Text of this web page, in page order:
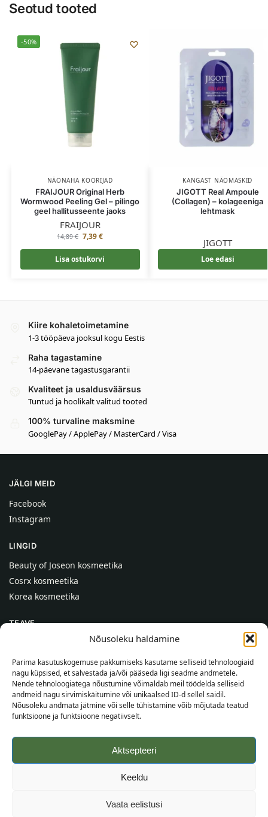
Nõusoleku haldamine
Parima kasutuskogemuse pakkumiseks kasutame selliseid tehnoloogiaid
nagu küpsised, et salvestada ja/või pääseda ligi seadme andmetele.
Nende tehnoloogiatega nõustumine võimaldab meil töödelda selliseid
andmeid nagu sirvimiskäitumine või unikaalsed ID-d sellel saidil.
Nõusoleku andmata jätmine või selle tühistamine võib mõjutada teatud
funktsioone ja funktsioone negatiivselt.
Aktsepteeri
Keeldu
Vaata eelistusi
Seotud tooted
-50%
NÄONAHA KOORIJAD
FRAIJOUR Original Herb
Wormwood Peeling Gel – pilingo
geel hallitusseente jaoks
FRAIJOUR
14,89€ 7,39€
Lisa ostukorvi
KANGAST NÄOMASKID
JIGOTT Real Ampoule
(Collagen) – kolageeniga
lehtmask
JIGOTT
Loe edasi
Kiire kohaletoimetamine
1-3 tööpäeva jooksul kogu Eestis
Raha tagastamine
14-päevane tagastusgarantii
Kvaliteet ja usaldusväärsus
Tuntud ja hoolikalt valitud tooted
100% turvaline maksmine
GooglePay / ApplePay / MasterCard / Visa
JÄLGI MEID
Facebook
Instagram
LINGID
Beauty of Joseon kosmeetika
Cosrx kosmeetika
Korea kosmeetika
TEAVE
Kontaktid
Abi
TEAVE OSTJALE
Tarnetingimused
Tingimused
Veebikaart